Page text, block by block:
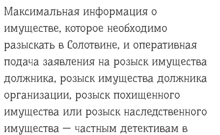
Максимальная информация о
имуществе, которое необходимо
разыскать в Солотвине, и оперативная
подача заявления на розыск имущества
должника, розыск имущества должника
организации, розыск похищенного
имущества или розыск наследственного
имущества — частным детективам в